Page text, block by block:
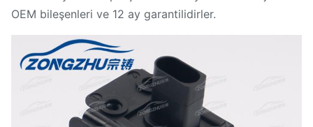
OEM bileşenleri ve 12 ay garantilidirler.